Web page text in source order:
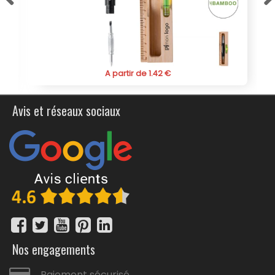
pour les commandes en gros, permettant ainsi de
maximiser l'impact de votre investissement.
En choisissant l'outil de poche multifonction personnalisé
en forme de chariot élévateur "Telep", vous optez pour
un produit pratique, esthétique et utile qui saura ravir vos
collaborateurs, clients et partenaires. C’est un choix
de manière tangible et quotidienne.
A partir de 1.42 €
Avis et réseaux sociaux
Nos engagements